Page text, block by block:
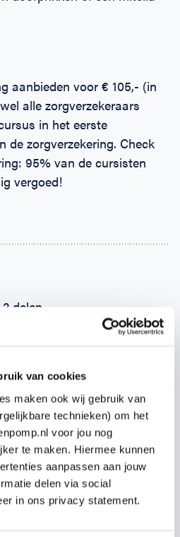
van cookies
maken ook wij gebruik van
technieken) om het
voor jou nog
te maken. Hiermee kunnen
aanpassen aan jouw
delen via social
in ons privacy statement.
aanbieden voor € 105,- (in
alle zorgverzekeraars
in het eerste
de zorgverzekering. Check
95% van de cursisten
vergoed!
delen.
aan bod en kun je de
van19:00 –
3, 3945 GH Cothenop